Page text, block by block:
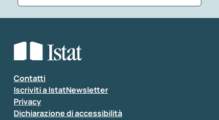
Seleziona la tipologia della segnalazione
Inserisci il tuo commento
Contatti
Iscriviti a IstatNewsletter
Privacy
Dichiarazione di accessibilità